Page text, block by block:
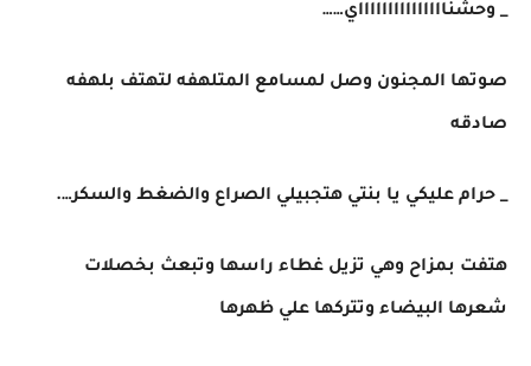
_ وحشناااااااااااااااي……
صوتها المجنون وصل لمسامع المتلهفه لتهتف بلهفه
صادقه
_ حرام عليكي يا بنتي هتجبيلي الصراع والضغط والسكر….
هتفت بمزاح وهي تزيل غطاء راسها وتبعث بخصلات
شعرها البيضاء وتتركها علي ظهرها